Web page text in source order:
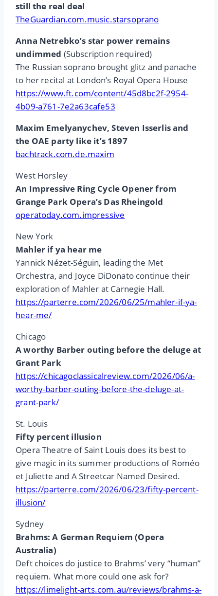
still the real deal
TheGuardian.com.music.starsoprano
Anna Netrebko’s star power remains
undimmed (Subscription required)
The Russian soprano brought glitz and panache
to her recital at London’s Royal Opera House
https://www.ft.com/content/45d8bc2f-2954-
4b09-a761-7e2a63cafe53
Maxim Emelyanychev, Steven Isserlis and
the OAE party like it’s 1897
bachtrack.com.de.maxim
West Horsley
An Impressive Ring Cycle Opener from
Grange Park Opera’s Das Rheingold
operatoday.com.impressive
New York
Mahler if ya hear me
Yannick Nézet-Séguin, leading the Met
Orchestra, and Joyce DiDonato continue their
exploration of Mahler at Carnegie Hall.
https://parterre.com/2026/06/25/mahler-if-ya-
hear-me/
Chicago
A worthy Barber outing before the deluge at
Grant Park
https://chicagoclassicalreview.com/2026/06/a-
worthy-barber-outing-before-the-deluge-at-
grant-park/
St. Louis
Fifty percent illusion
Opera Theatre of Saint Louis does its best to
give magic in its summer productions of Roméo
et Juliette and A Streetcar Named Desired.
https://parterre.com/2026/06/23/fifty-percent-
illusion/
Sydney
Brahms: A German Requiem (Opera
Australia)
Deft choices do justice to Brahms’ very “human”
requiem. What more could one ask for?
https://limelight-arts.com.au/reviews/brahms-a-